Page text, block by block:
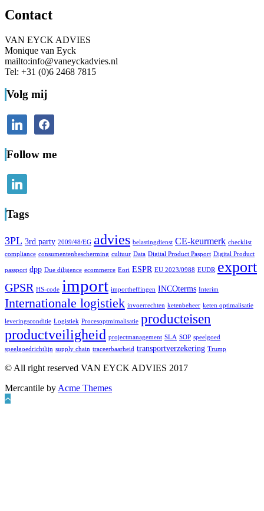
Contact
VAN EYCK ADVIES
Monique van Eyck
mailto:info@vaneyckadvies.nl
Tel: +31 (0)6 2468 7815
Volg mij
linkedinfacebook
Follow me
linkedin
Tags
3PL 3rd party 2009/48/EG advies belastingdienst CE-keurmerk checklist
compliance consumentenbescherming cultuur Data Digital Product Pasport Digital Product
passport dpp Due diligence ecommerce Eori ESPR EU 2023/0988 EUDR export
GPSR HS-code import importheffingen INCOterms Interim
Internationale logistiek invoerrechten ketenbeheer keten optimalisatie
leveringsconditie Logistiek Procesoptmimalisatie producteisen
productveiligheid projectmanagement SLA SOP speelgoed
speelgoedrichtlijn supply chain traceerbaarheid transportverzekering Trump
© All right reserved VAN EYCK ADVIES 2017
Mercantile by Acme Themes